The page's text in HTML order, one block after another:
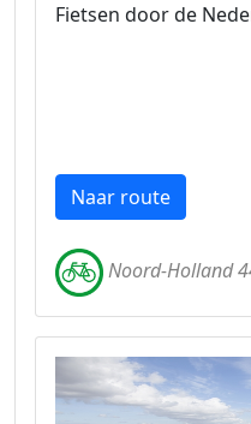
Fietsen door de
Naar route
Noord-Holland